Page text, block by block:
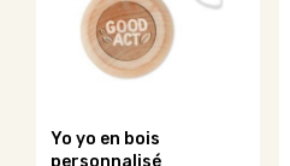
options
peuvent
la
page
Yo yo en bois
personnalisé